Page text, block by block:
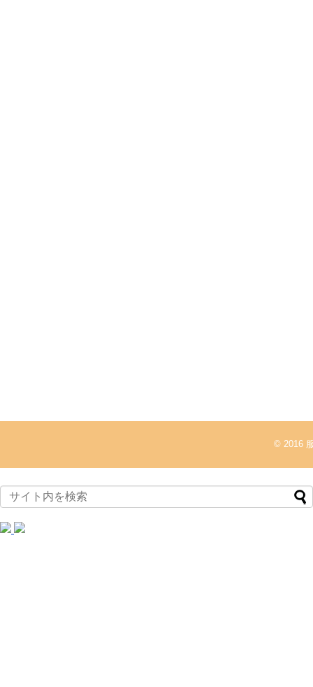
© 2016